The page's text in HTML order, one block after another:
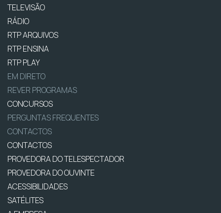
TELEVISÃO
RÁDIO
RTP ARQUIVOS
RTP ENSINA
RTP PLAY
EM DIRETO
REVER PROGRAMAS
CONCURSOS
PERGUNTAS FREQUENTES
CONTACTOS
CONTACTOS
PROVEDORA DO TELESPECTADOR
PROVEDORA DO OUVINTE
ACESSIBILIDADES
SATÉLITES